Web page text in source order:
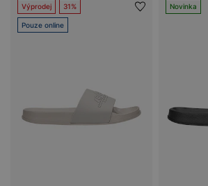
Výprodej 31%
Pouze online
Novinka